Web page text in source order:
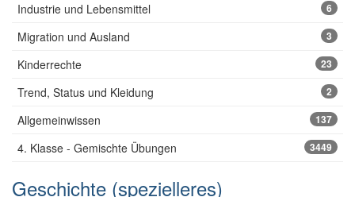
Industrie und Lebensmittel 6
Migration und Ausland 3
Kinderrechte 23
Trend, Status und Kleidung 2
Allgemeinwissen 137
4. Klasse - Gemischte Übungen 3449
Geschichte (spezielleres)